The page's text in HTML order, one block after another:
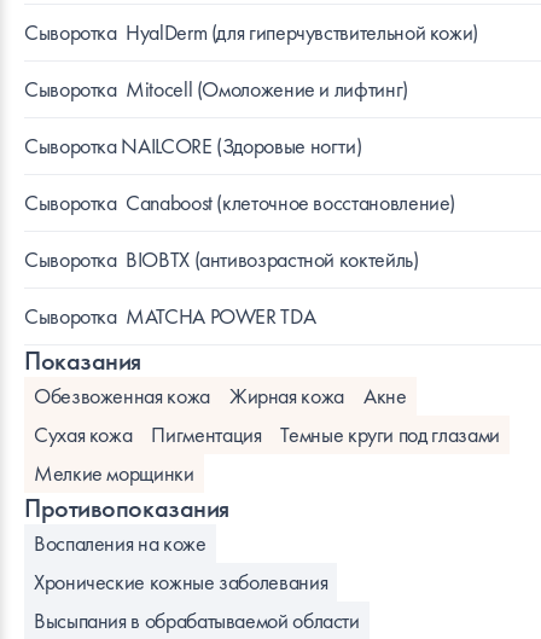
Сыворотка HyalDerm (для гиперчувствительной кожи)
Сыворотка Mitocell (Омоложение и лифтинг)
Сыворотка NAILCORE (Здоровые ногти)
Сыворотка Canaboost (клеточное восстановление)
Сыворотка BIOBTX (антивозрастной коктейль)
Сыворотка MATCHA POWER TDA
Показания
Обезвоженная кожа Жирная кожа
Акне
Сухая кожа
Пигментация
Темные круги под глазами
Мелкие морщинки
Противопоказания
Воспаления на коже
Хронические кожные заболевания
Высыпания в обрабатываемой области